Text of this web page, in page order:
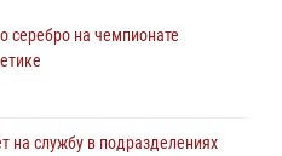
серебро на чемпионате
на службу в подразделениях